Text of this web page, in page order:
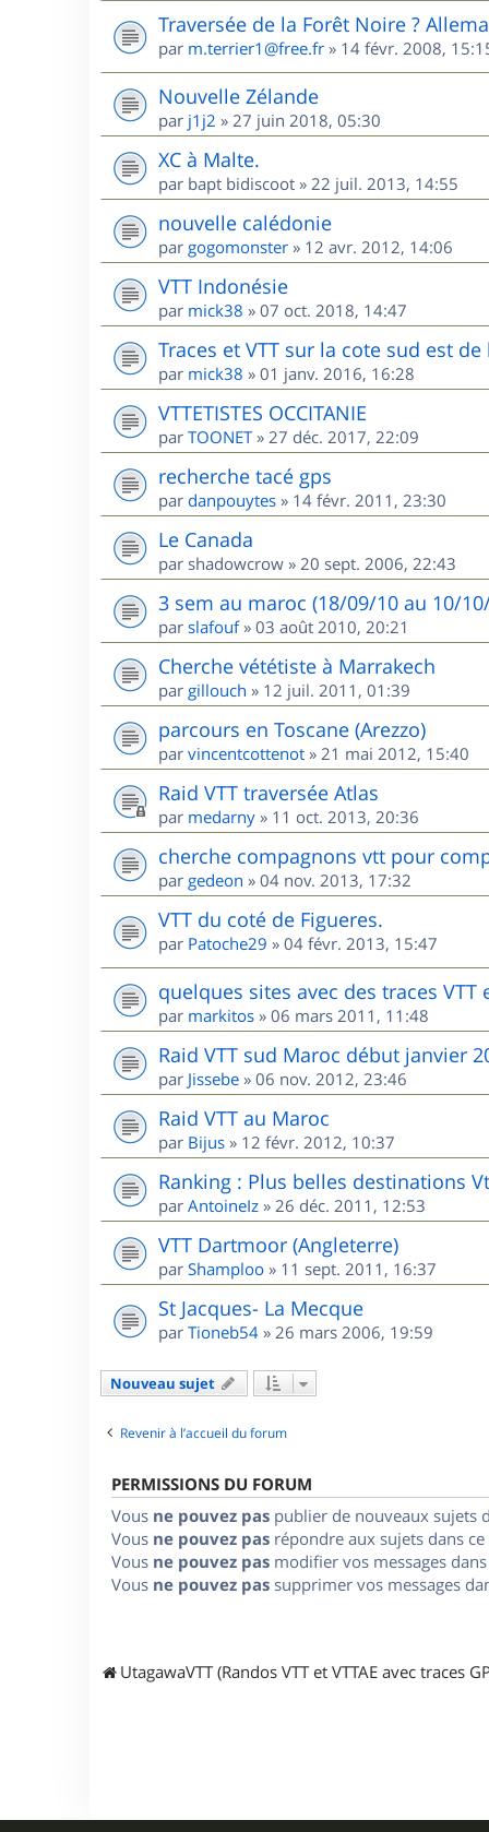
Traversée de la Forêt Noire ?
par m.terrier1@free.fr » 14 févr. 2008,
Nouvelle Zélande
par j1j2 » 27 juin 2018, 05:30
XC à Malte.
par bapt bidiscoot » 22 juil. 2013, 14:55
nouvelle calédonie
par gogomonster » 12 avr. 2012, 14:06
VTT Indonésie
par mick38 » 07 oct. 2018, 14:47
Traces et VTT sur la cote sud est de
par mick38 » 01 janv. 2016, 16:28
VTTETISTES OCCITANIE
par TOONET» 27 déc. 2017, 22:09
recherche tacé gps
par danpouytes » 14 févr. 2011, 23:30
Le Canada
par shadowcrow » 20 sept. 2006, 22:43
3 sem au maroc (18/09/10 au 10/
par slafouf» 03 août 2010, 20:21
Cherche vététiste à Marrakech
par gillouch » 12 juil. 2011, 01:39
parcours en Toscane (Arezzo)
par vincentcottenot » 21 mai 2012, 15:40
Raid VTT traversée Atlas
par medarny » 11 oct. 2013, 20:36
cherche compagnons vtt pour
par gedeon » 04 nov. 2013, 17:32
VTT du coté de Figueres.
par Patoche29 » 04 févr. 2013, 15:47
quelques sites avec des traces VTT
par markitos » 06 mars 2011, 11:48
Raid VTT sud Maroc début janvier
par Jissebe » 06 nov. 2012, 23:46
Raid VTT au Maroc
par Bijus » 12 févr. 2012, 10:37
Ranking : Plus belles destinations
par AntoineIz » 26 déc. 2011, 12:53
VTT Dartmoor (Angleterre)
par Shamploo » 11 sept. 2011, 16:37
St Jacques- La Mecque
par Tioneb54 » 26 mars 2006, 19:59
Nouveau sujet
Revenir à l’accueil du forum
PERMISSIONS DU FORUM
Vous ne pouvez pas publier de nouveaux sujets
Vous ne pouvez pas répondre aux sujets dans
Vous ne pouvez pas modifier vos messages
Vous ne pouvez pas supprimer vos messages
UtagawaVTT (Randos VTT et VTTAE avec traces